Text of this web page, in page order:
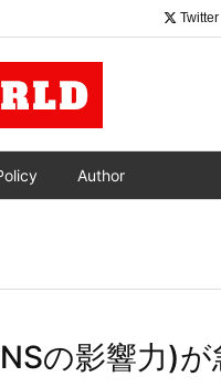
Author
Twitter
の影響力)が